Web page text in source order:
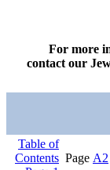
For more
contact our
Table of
Contents Page A2